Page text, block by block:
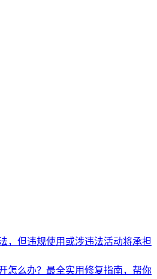
，但违规使用或涉违法活动将承担
怎么办？最全实用修复指南，帮你